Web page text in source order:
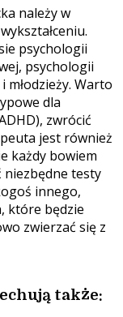
należy w
psychologii
psychologii
młodzieży. Warto
dla
zwrócić
jest również
każdy bowiem
niezbędne testy
innego,
które będzie
zwierzać się z
także: